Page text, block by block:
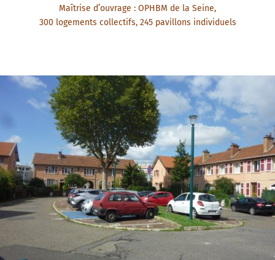
Maîtrise d’ouvrage : OPHBM de la Seine,
300 logements collectifs, 245 pavillons individuels